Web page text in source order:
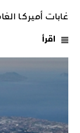
غابات أميركـا
اقرأ